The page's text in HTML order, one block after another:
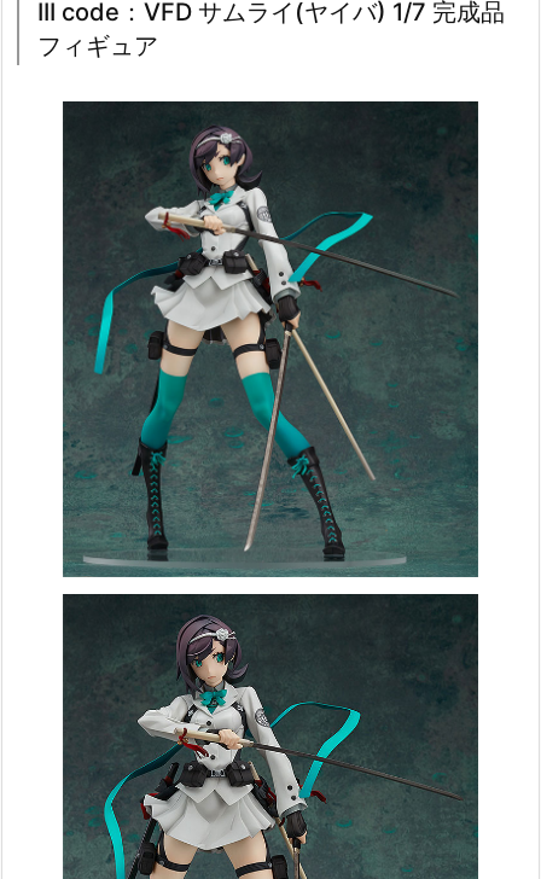
III code：VFD サムライ(ヤイバ) 1/7 完成品
フィギュア